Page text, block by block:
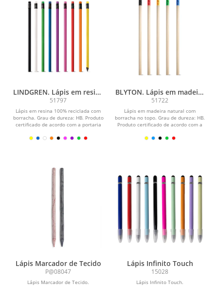
LINDGREN. Lápis em resina
100% reciclada com
borracha
51797
Lápis em resina 100% reciclada com
borracha. Grau de dureza: HB. Produto
certificado de acordo com a portaria
BLYTON. Lápis em madeira
natural não apontado com
borracha no topo
51722
Lápis em madeira natural com
borracha no topo. Grau de dureza: HB.
Produto certificado de acordo com a
Lápis Marcador de Tecido
P@08047
Lápis Marcador de Tecido.
Lápis Infinito Touch
15028
Lápis Infinito Touch.